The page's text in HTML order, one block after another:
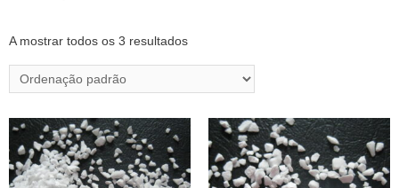
A mostrar todos os 3 resultados